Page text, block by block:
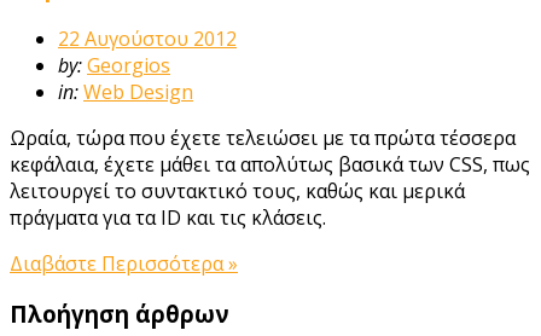
22 Αυγούστου 2012
by:Georgios
in:Web Design
Ωραία, τώρα που έχετε τελειώσει με τα πρώτα τέσσερα
κεφάλαια, έχετε μάθει τα απολύτως βασικά των CSS, πως
λειτουργεί το συντακτικό τους, καθώς και μερικά
πράγματα για τα ID και τις κλάσεις.
Διαβάστε Περισσότερα »
Πλοήγηση άρθρων